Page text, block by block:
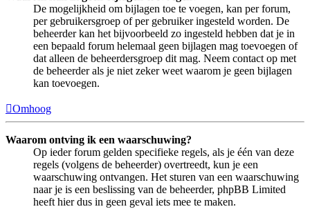
De mogelijkheid om bijlagen toe te voegen, kan per forum,
per gebruikersgroep of per gebruiker ingesteld worden. De
beheerder kan het bijvoorbeeld zo ingesteld hebben dat je in
een bepaald forum helemaal geen bijlagen mag toevoegen of
dat alleen de beheerdersgroep dit mag. Neem contact op met
de beheerder als je niet zeker weet waarom je geen bijlagen
kan toevoegen.
Omhoog
Waarom ontving ik een waarschuwing?
Op ieder forum gelden specifieke regels, als je één van deze
regels (volgens de beheerder) overtreedt, kun je een
waarschuwing ontvangen. Het sturen van een waarschuwing
naar je is een beslissing van de beheerder, phpBB Limited
heeft hier dus in geen geval iets mee te maken.